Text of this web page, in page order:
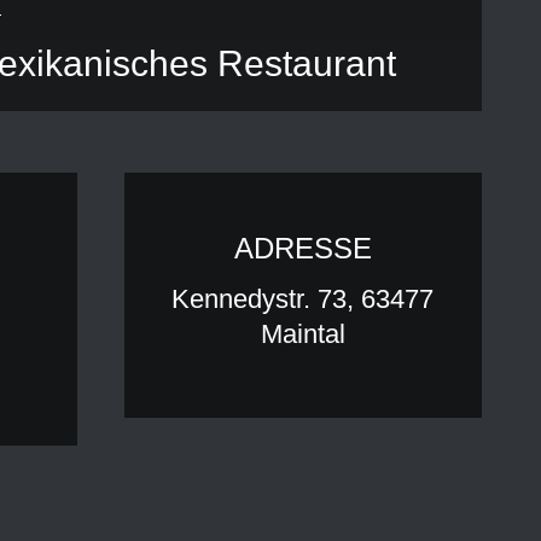
Restaurant
ADRESSE
Kennedystr. 73, 63477
Maintal